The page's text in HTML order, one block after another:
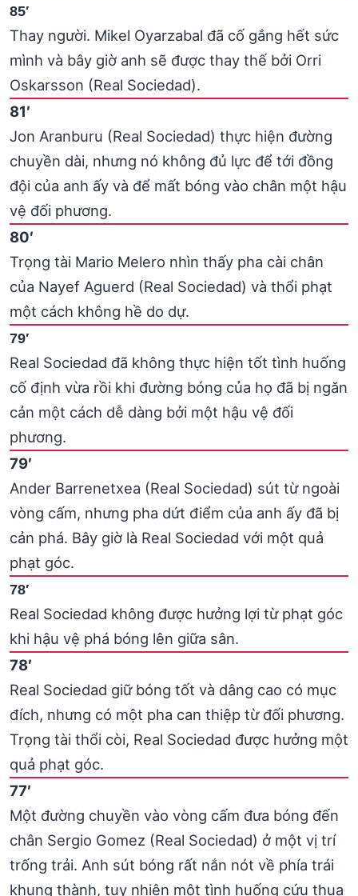
85′
Thay người. Mikel Oyarzabal đã cố gắng hết sức
mình và bây giờ anh sẽ được thay thế bởi Orri
Oskarsson (Real Sociedad).
81′
Jon Aranburu (Real Sociedad) thực hiện đường
chuyền dài, nhưng nó không đủ lực để tới đồng
đội của anh ấy và để mất bóng vào chân một hậu
vệ đối phương.
80′
Trọng tài Mario Melero nhìn thấy pha cài chân
của Nayef Aguerd (Real Sociedad) và thổi phạt
một cách không hề do dự.
79′
Real Sociedad đã không thực hiện tốt tình huống
cố định vừa rồi khi đường bóng của họ đã bị ngăn
cản một cách dễ dàng bởi một hậu vệ đối
phương.
79′
Ander Barrenetxea (Real Sociedad) sút từ ngoài
vòng cấm, nhưng pha dứt điểm của anh ấy đã bị
cản phá. Bây giờ là Real Sociedad với một quả
phạt góc.
78′
Real Sociedad không được hưởng lợi từ phạt góc
khi hậu vệ phá bóng lên giữa sân.
78′
Real Sociedad giữ bóng tốt và dâng cao có mục
đích, nhưng có một pha can thiệp từ đối phương.
Trọng tài thổi còi, Real Sociedad được hưởng một
quả phạt góc.
77′
Một đường chuyền vào vòng cấm đưa bóng đến
chân Sergio Gomez (Real Sociedad) ở một vị trí
trống trải. Anh sút bóng rất nắn nót về phía trái
khung thành, tuy nhiên một tình huống cứu thua